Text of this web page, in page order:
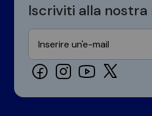
Iscriviti alla